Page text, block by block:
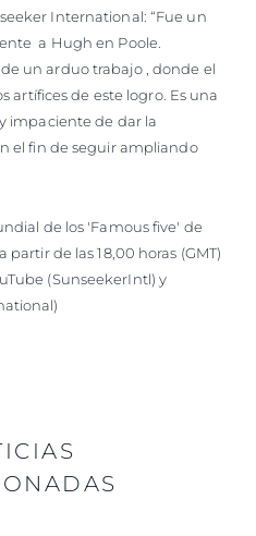
International: “Fue un
a Hugh en Poole.
un arduo trabajo , donde el
artífices de este logro. Es una
impaciente de dar la
el fin de seguir ampliando
de los 'Famous five' de
de las 18,00 horas (GMT)
(SunseekerIntl) y